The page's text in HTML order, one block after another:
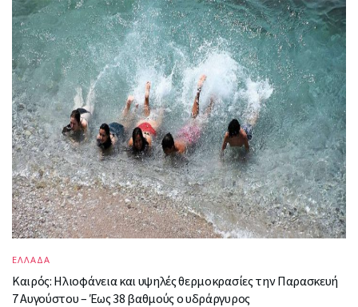
ΕΛΛΑΔΑ
Καιρός: Ηλιοφάνεια και υψηλές θερμοκρασίες την Παρασκευή
7 Αυγούστου – Έως 38 βαθμούς ο υδράργυρος